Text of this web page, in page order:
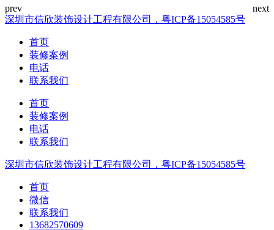
深圳市信欣装饰设计工程有限公司，粤ICP备15054585号
首页
装修案例
电话
联系我们
首页
装修案例
电话
联系我们
深圳市信欣装饰设计工程有限公司，粤ICP备15054585号
首页
微信
联系我们
13682570609